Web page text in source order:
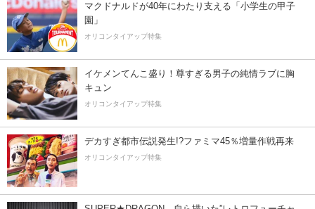
マクドナルドが40年にわたり支える「小学生の甲子
園」
オリコンタイアップ特集
イケメンてんこ盛り！尊すぎる男子の純情ラブに胸
キュン
オリコンタイアップ特集
デカすぎ都市伝説発生!?ファミマ45％増量作戦再来
オリコンタイアップ特集